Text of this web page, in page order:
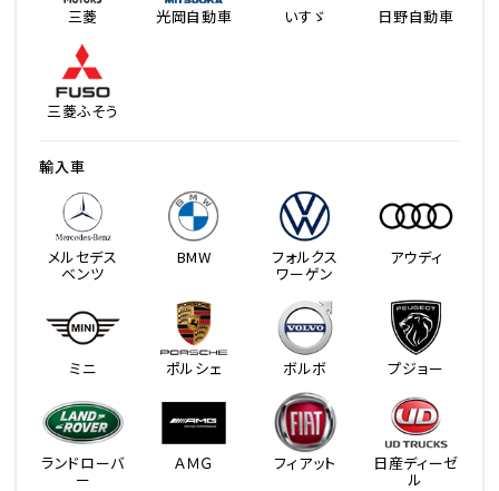
三菱 光岡自動車 いすゞ 日野自動車
三菱ふそう
輸入車
メルセデス
ベンツ
BMW フォルクス
ワーゲン
アウディ
ミニ ポルシェ ボルボ プジョー
ランドローバ
ー
ＡＭＧ フィアット 日産ディーゼ
ル